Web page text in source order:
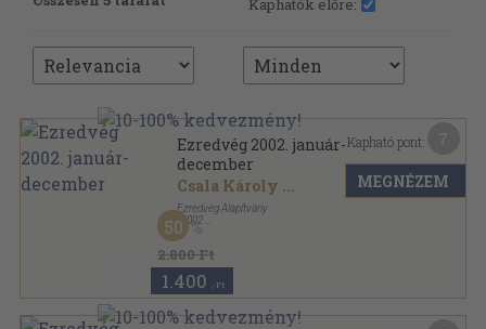
Kaphatók előre:
Ezredvég 2002. január-
december
Csala Károly ...
Ezredvég Alapítvány
, 2002
Ragasztott papírkötés
Ezredvég sorozat
2.800 Ft
50
1.400 ,-Ft
Kapható pont:
MEGNÉZEM